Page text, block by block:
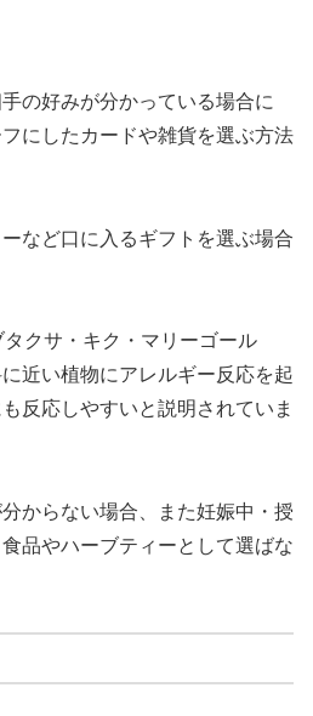
の好みが分かっている場合に
にしたカードや雑貨を選ぶ方法
など口に入るギフトを選ぶ場合
クサ・キク・マリーゴール
近い植物にアレルギー反応を起
反応しやすいと説明されていま
からない場合、また妊娠中・授
品やハーブティーとして選ばな